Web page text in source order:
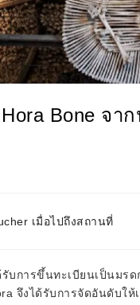
Bone จาก
เมื่อไปถึงสถานที่
บการขึ้นทะเบียนเป็นมร
จึงได้รับการจัดอันดับใ